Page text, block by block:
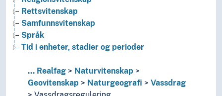
Rettsvitenskap
Samfunnsvitenskap
Språk
Tid i enheter, stadier og perioder
... Realfag
Naturvitenskap
Geovitenskap
Naturgeografi
Vassdrag